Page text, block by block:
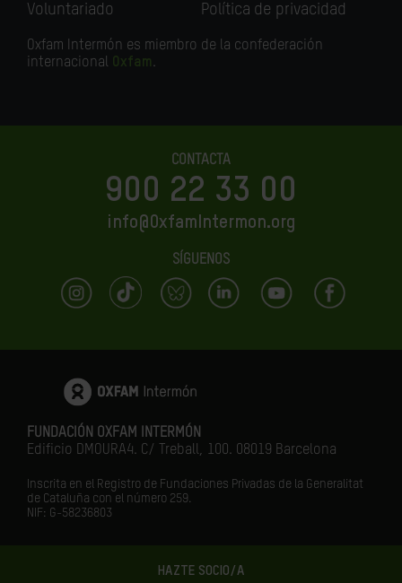
HAZTE SOCIO/A
Voluntariado
Política de privacidad
Oxfam Intermón es miembro de la confederación
internacional Oxfam.
CONTACTA
900 22 33 00
info@OxfamIntermon.org
SÍGUENOS
FUNDACIÓN OXFAM INTERMÓN
Edificio DMOURA4. C/ Treball, 100. 08019 Barcelona
Inscrita en el Registro de Fundaciones Privadas de la Generalitat
de Cataluña con el número 259.
NIF: G-58236803
LA IGUALDAD ES EL FUTURO